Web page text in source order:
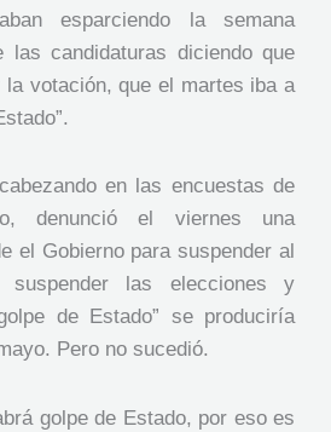
esparciendo la semana
las candidaturas diciendo que
la votación, que el martes iba a
en las encuestas de
denunció el viernes una
el Gobierno para suspender al
las elecciones y
de Estado” se produciría
Pero no sucedió.
golpe de Estado, por eso es